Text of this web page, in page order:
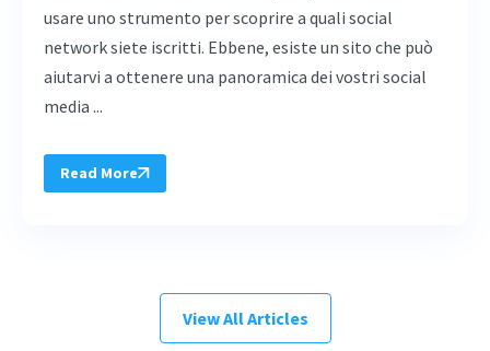
usare uno strumento per scoprire a quali social
network siete iscritti. Ebbene, esiste un sito che può
aiutarvi a ottenere una panoramica dei vostri social
media ...
Read More
View All Articles